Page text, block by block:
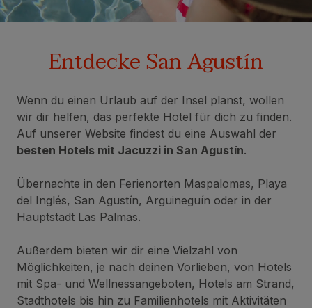
Entdecke San Agustín
Wenn du einen Urlaub auf der Insel planst, wollen
wir dir helfen, das perfekte Hotel für dich zu finden.
Auf unserer Website findest du eine Auswahl der
besten Hotels mit Jacuzzi in San Agustín.
Übernachte in den Ferienorten Maspalomas, Playa
del Inglés, San Agustín, Arguineguín oder in der
Hauptstadt Las Palmas.
Außerdem bieten wir dir eine Vielzahl von
Möglichkeiten, je nach deinen Vorlieben, von Hotels
mit Spa- und Wellnessangeboten, Hotels am Strand,
Stadthotels bis hin zu Familienhotels mit Aktivitäten